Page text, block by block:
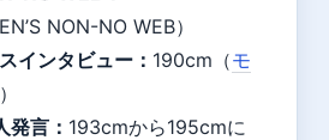
NON-NO WEB）
インタビュー： 190cm（モ
）
言： 193cmから195cmに